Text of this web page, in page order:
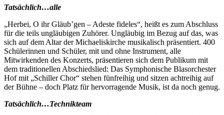
Tatsächlich…alle
„Herbei, O ihr Gläub’gen – Adeste fideles“, heißt es zum Abschluss
für die teils ungläubigen Zuhörer. Ungläubig im Bezug auf das, was
sich auf dem Altar der Michaeliskirche musikalisch präsentiert. 400
Schülerinnen und Schüler, mit und ohne Instrument, alle
Mitwirkenden des Konzerts, präsentieren sich dem Publikum mit
dem traditionellen Abschiedslied: Das Symphonische Blasorchester
Hof mit „Schiller Chor“ stehen fünfreihig und sitzen achtreihig auf
der Bühne – doch Platz für hervorragende Musik, ist da noch genug.
Tatsächlich…Technikteam